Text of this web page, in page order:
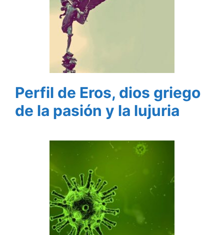
Perfil de Eros, dios griego
de la pasión y la lujuria